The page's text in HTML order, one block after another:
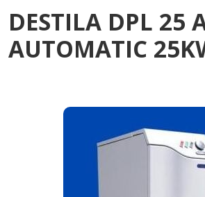
DESTILA DPL 25
AUTOMATIC